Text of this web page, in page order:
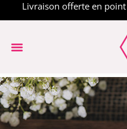
Livraison offerte en